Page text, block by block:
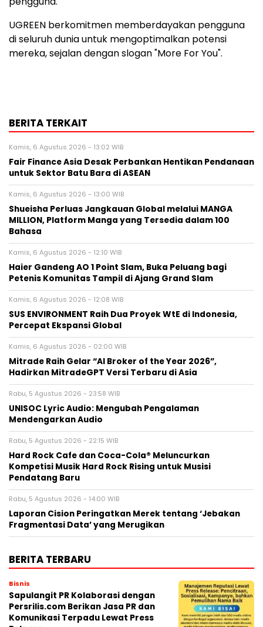
UGREEN berkomitmen memberdayakan pengguna
di seluruh dunia untuk mengoptimalkan potensi
mereka, sejalan dengan slogan"More For You".
BERITA TERKAIT
Kamis, 6 Agustus 2026 - 13:02 WIB
Fair Finance Asia Desak Perbankan Hentikan Pendanaan
untuk Sektor Batu Bara di ASEAN
Kamis, 6 Agustus 2026 - 13:00 WIB
Shueisha Perluas Jangkauan Global melalui MANGA
MILLION, Platform Manga yang Tersedia dalam 100
Bahasa
Kamis, 6 Agustus 2026 - 12:10 WIB
Haier Gandeng AO 1 Point Slam, Buka Peluang bagi
Petenis Komunitas Tampil di Ajang Grand Slam
Kamis, 6 Agustus 2026 - 12:08 WIB
SUS ENVIRONMENT Raih Dua Proyek WtE di Indonesia,
Percepat Ekspansi Global
Kamis, 6 Agustus 2026 - 02:00 WIB
Mitrade Raih Gelar “AI Broker of the Year 2026”,
Hadirkan MitradeGPT Versi Terbaru di Asia
Rabu, 5 Agustus 2026 - 23:58 WIB
UNISOC Lyric Audio: Mengubah Pengalaman
Mendengarkan Audio
Rabu, 5 Agustus 2026 - 22:15 WIB
Hard Rock Cafe dan Coca-Cola® Meluncurkan
Kompetisi Musik Hard Rock Rising untuk Musisi
Pendatang Baru
Rabu, 5 Agustus 2026 - 14:00 WIB
Laporan Cision Peringatkan Merek tentang ‘Jebakan
Fragmentasi Data’ yang Merugikan
BERITA TERBARU
Bisnis
Sapulangit PR Kolaborasi dengan
Persrilis.com Berikan Jasa PR dan
Komunikasi Terpadu Lewat Press